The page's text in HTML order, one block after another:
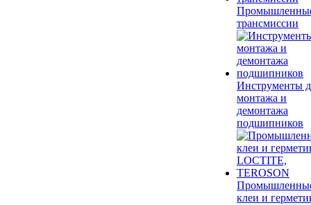
трансмиссии
Инструменты
монтажа и
демонтажа
подшипников
клеи и